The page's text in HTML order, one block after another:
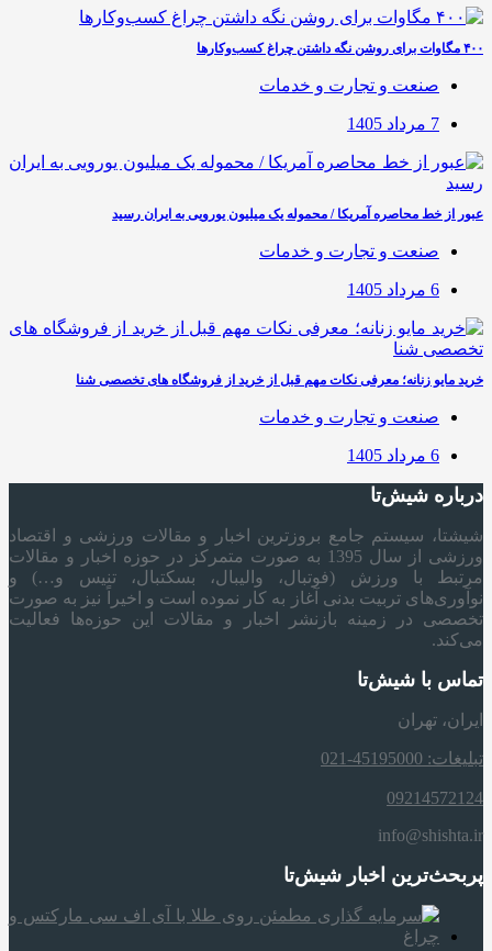
۴۰۰ مگاوات برای روشن نگه داشتن چراغ کسب‌وکار‌ها
صنعت و تجارت و خدمات
7 مرداد 1405
عبور از خط محاصره آمریکا / محموله یک میلیون یورویی به ایران رسید
صنعت و تجارت و خدمات
6 مرداد 1405
خرید مایو زنانه؛ معرفی نکات مهم قبل از خرید از فروشگاه های تخصصی شنا
صنعت و تجارت و خدمات
6 مرداد 1405
درباره شیش‌تا
شیشتا، سیستم جامع بروزترین اخبار و مقالات ورزشی و اقتصاد
ورزشی از سال 1395 به صورت متمرکز در حوزه اخبار و مقالات
مرتبط با ورزش (فوتبال، والیبال، بسکتبال، تنیس و…) و
نوآوری‌های تربیت بدنی آغاز به کار نموده است و اخیراً نیز به صورت
تخصصی در زمینه بازنشر اخبار و مقالات این حوزه‌ها فعالیت
می‌کند.
تماس با شیش‌تا
ایران، تهران
تبلیغات: 45195000-021
09214572124
info@shishta.ir
پربحث‌ترین اخبار شیش‌تا